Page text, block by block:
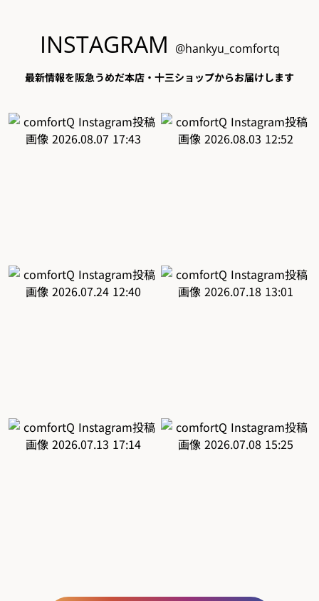
INSTAGRAM @hankyu_comfortq
最新情報を阪急うめだ本店・十三ショップからお届けします